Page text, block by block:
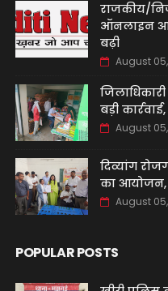
राजकीय/
ऑनलाइन
बढ़ी
August
बड़ी
August
दिव्यांग
का आयोजन,
August
POPULAR POSTS